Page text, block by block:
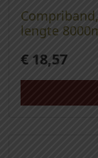
lengte
€ 18,57